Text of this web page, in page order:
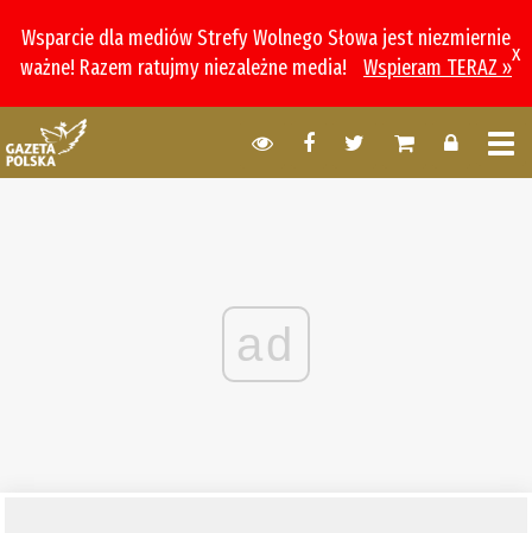
Wsparcie dla mediów Strefy Wolnego Słowa jest niezmiernie
ważne! Razem ratujmy niezależne media!
Wspieram TERAZ »
x
ad